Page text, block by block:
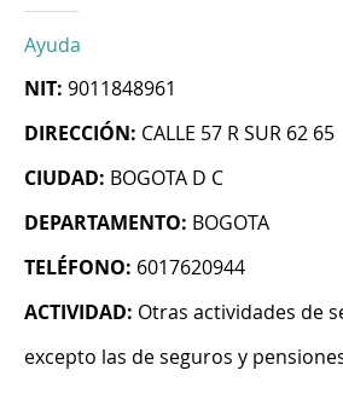
Ayuda
NIT: 9011848961
DIRECCIÓN: CALLE 57 R SUR 62 65
CIUDAD: BOGOTA D C
DEPARTAMENTO: BOGOTA
TELÉFONO: 6017620944
ACTIVIDAD: Otras actividades de
excepto las de seguros y